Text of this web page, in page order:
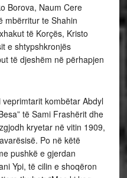
Borova, Naum Cere
mbërritur te Shahin
të Korçës, Kristo
e shtypshkronjës
të djeshëm në përhapjen
kombëtar Abdyl
të Sami Frashërit dhe
kryetar në vitin 1909,
Po në këtë
pushkë e gjerdan
Ypi, të cilin e shoqëron